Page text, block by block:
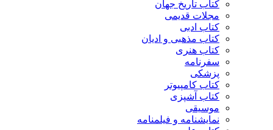
کتاب تاریخ جهان
مجلات قدیمی
کتاب ادبی
کتاب مذهبی و ادیان
کتاب هنری
سفرنامه
پزشکی
کتاب کامپیوتر
کتاب آشپزی
موسیقی
نمایشنامه و فیلمنامه